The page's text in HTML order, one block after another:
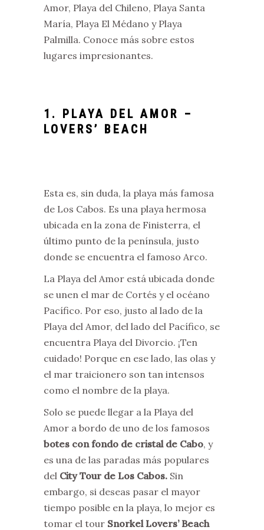
Amor, Playa del Chileno, Playa Santa
María, Playa El Médano y Playa
Palmilla. Conoce más sobre estos
lugares impresionantes.
1. PLAYA DEL AMOR –
LOVERS’ BEACH
Esta es, sin duda, la playa más famosa
de Los Cabos. Es una playa hermosa
ubicada en la zona de Finisterra, el
último punto de la península, justo
donde se encuentra el famoso Arco.
La Playa del Amor está ubicada donde
se unen el mar de Cortés y el océano
Pacífico. Por eso, justo al lado de la
Playa del Amor, del lado del Pacífico, se
encuentra Playa del Divorcio. ¡Ten
cuidado! Porque en ese lado, las olas y
el mar traicionero son tan intensos
como el nombre de la playa.
Solo se puede llegar a la Playa del
Amor a bordo de uno de los famosos
botes con fondo de cristal de Cabo, y
es una de las paradas más populares
del City Tour de Los Cabos. Sin
embargo, si deseas pasar el mayor
tiempo posible en la playa, lo mejor es
tomar el tour Snorkel Lovers’ Beach